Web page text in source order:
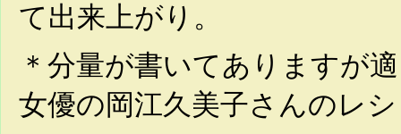
て出来上がり。
＊分量が書いてありますが
女優の岡江久美子さんのレ